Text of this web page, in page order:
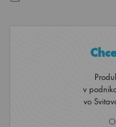
v
vo